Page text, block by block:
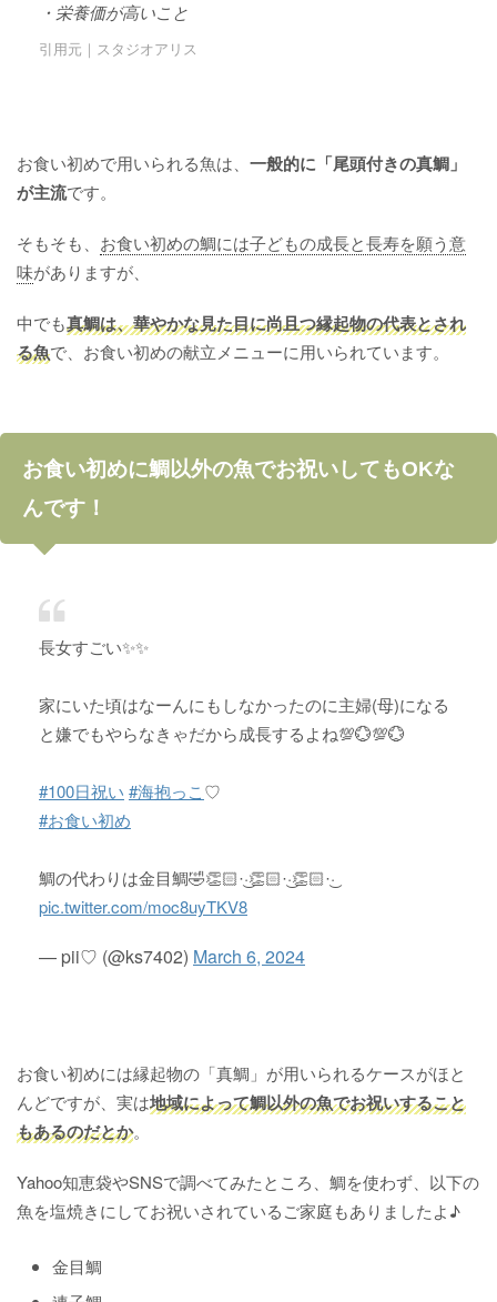
・栄養価が高いこと
引用元｜スタジオアリス
お食い初めで用いられる魚は、 一般的に「尾頭付きの真鯛」
が主流です。
そもそも、 お食い初めの鯛には子どもの成長と長寿を願う意
味がありますが、
中でも真鯛は、華やかな見た目に尚且つ縁起物の代表とされ
る魚で、お食い初めの献立メニューに用いられています。
お食い初めに鯛以外の魚でお祝いしてもOKな
んです！
長女すごい✨✨
家にいた頃はなーんにもしなかったのに主婦(母)になる
と嫌でもやらなきゃだから成長するよね💯💮💯💮
#100日祝い #海抱っこ♡
#お食い初め
鯛の代わりは金目鯛🤣👏🏻·͜·👏🏻·͜·👏🏻·͜·
pic.twitter.com/moc8uyTKV8
— pii♡ (@ks7402) March 6, 2024
お食い初めには縁起物の「真鯛」が用いられるケースがほと
んどですが、実は地域によって鯛以外の魚でお祝いすること
もあるのだとか。
Yahoo知恵袋やSNSで調べてみたところ、鯛を使わず、以下の
魚を塩焼きにしてお祝いされているご家庭もありましたよ♪
金目鯛